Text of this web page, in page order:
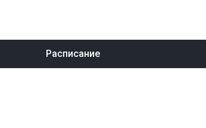
Расписание